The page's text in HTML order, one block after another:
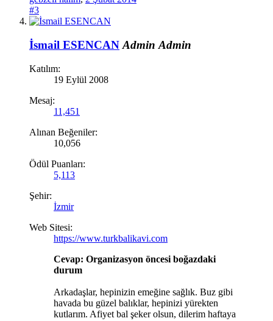
#3
İsmail ESENCAN Admin Admin
Katılım:
19 Eylül 2008
Mesaj:
11,451
Alınan Beğeniler:
10,056
Ödül Puanları:
5,113
Şehir:
İzmir
Web Sitesi:
https://www.turkbalikavi.com
Cevap: Organizasyon öncesi boğazdaki
durum
Arkadaşlar, hepinizin emeğine sağlık. Buz gibi
havada bu güzel balıklar, hepinizi yürekten
kutlarım. Afiyet bal şeker olsun, dilerim haftaya